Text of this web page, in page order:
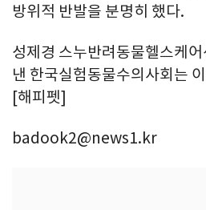
방위적 반발을 분명히 했다.
성제경 스누반려동물헬스케어
낸 한국실험동물수의사회는
[해피펫]
badook2@news1.kr